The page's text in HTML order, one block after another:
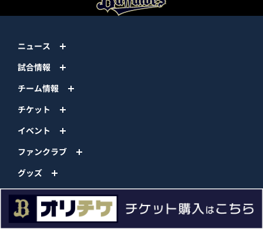
ニュース
試合情報
チーム情報
チケット
イベント
ファンクラブ
グッズ
ファーム
エンタメ